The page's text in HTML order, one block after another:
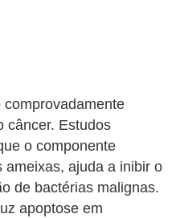
câncer. Estudos
o componente
ameixas, ajuda a inibir o
de bactérias malignas.
apoptose em